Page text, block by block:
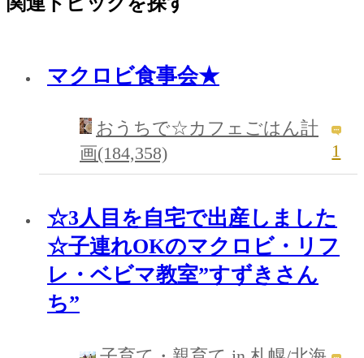
マクロビ食事会★
おうちで☆カフェごはん計
画(184,358)
1
☆3人目を自宅で出産しました
☆子連れOKのマクロビ・リフ
レ・ベビマ教室”すずきさん
ち”